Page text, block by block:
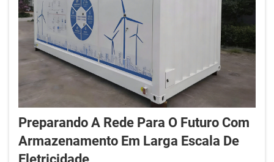
Preparando A Rede Para O Futuro Com
Armazenamento Em Larga Escala De